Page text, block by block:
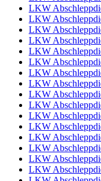
LKW
LKW
LKW
LKW
LKW
LKW
LKW
LKW
LKW
LKW
LKW
LKW
LKW
LKW
LKW
LKW